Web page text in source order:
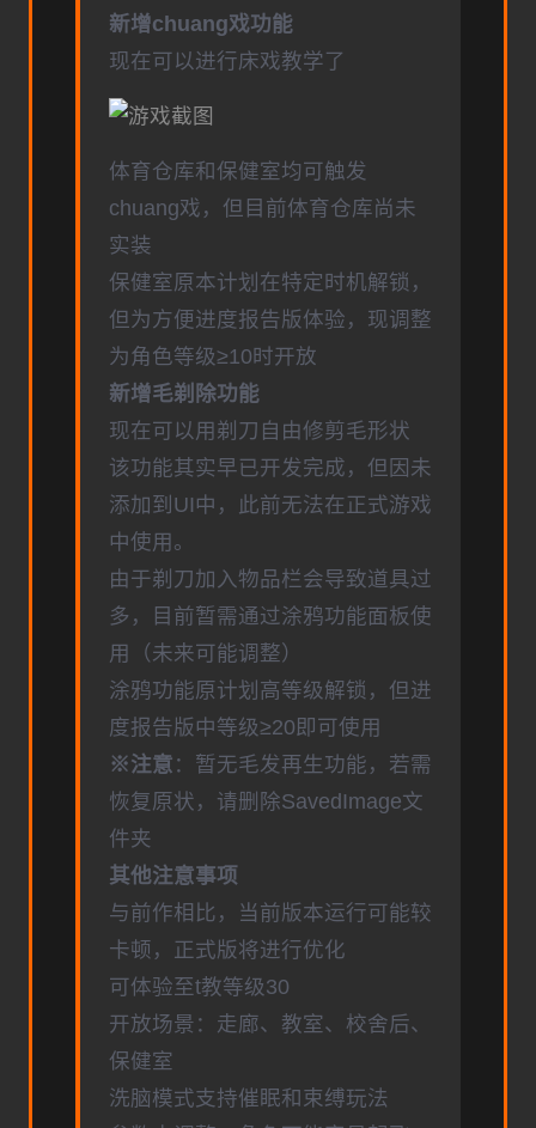
新增chuang戏功能
现在可以进行床戏教学了
体育仓库和保健室均可触发
chuang戏，但目前体育仓库尚未
实装
保健室原本计划在特定时机解锁，
但为方便进度报告版体验，现调整
为角色等级≥10时开放
新增毛剃除功能
现在可以用剃刀自由修剪毛形状
该功能其实早已开发完成，但因未
添加到UI中，此前无法在正式游戏
中使用。
由于剃刀加入物品栏会导致道具过
多，目前暂需通过涂鸦功能面板使
用（未来可能调整）
涂鸦功能原计划高等级解锁，但进
度报告版中等级≥20即可使用
※注意 ：暂无毛发再生功能，若需
恢复原状，请删除SavedImage文
件夹
其他注意事项
与前作相比，当前版本运行可能较
卡顿，正式版将进行优化
可体验至t教等级30
开放场景：走廊、教室、校舍后、
保健室
洗脑模式支持催眠和束缚玩法